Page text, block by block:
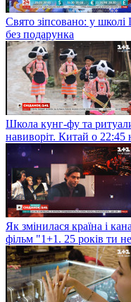
Свято зіпсовано: у
без подарунка
Школа кунг-фу та
навиворіт. Китай о 22:45
Як змінилася країна і
фільм "1+1. 25 років ти